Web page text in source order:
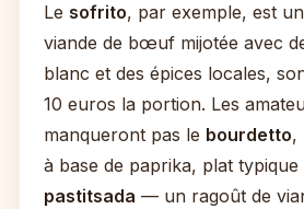
Le sofrito, par exemple, est
viande de bœuf mijotée avec
blanc et des épices locales,
10 euros la portion. Les
manqueront pas le bourdetto,
à base de paprika, plat
pastitsada — un ragoût de